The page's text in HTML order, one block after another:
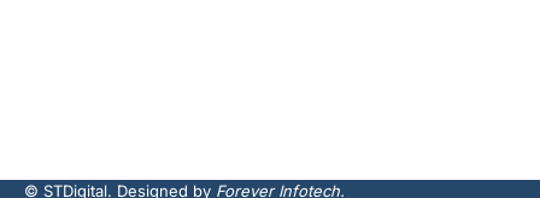
© STDigital. Designed by Forever Infotech.